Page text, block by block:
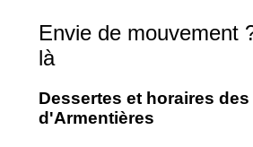
Envie de mouvement
là
Dessertes et horaires
d'Armentières